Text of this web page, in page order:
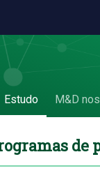
área
Estudo M&D
de